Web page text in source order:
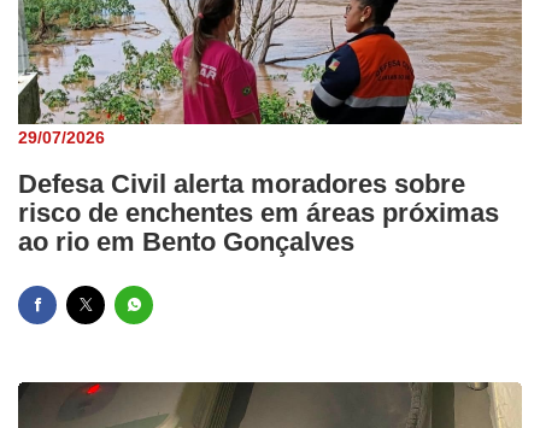
29/07/2026
Defesa Civil alerta moradores sobre
risco de enchentes em áreas próximas
ao rio em Bento Gonçalves